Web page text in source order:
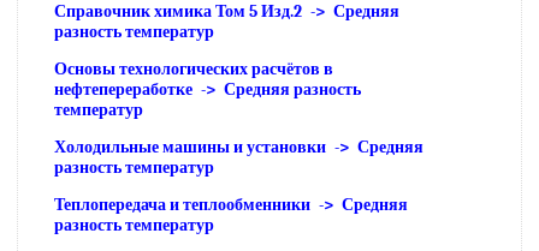
Справочник химика Том 5 Изд.2 -> Средняя
разность температур
Основы технологических расчётов в
нефтепереработке -> Средняя разность
температур
Холодильные машины и установки -> Средняя
разность температур
Теплопередача и теплообменники -> Средняя
разность температур